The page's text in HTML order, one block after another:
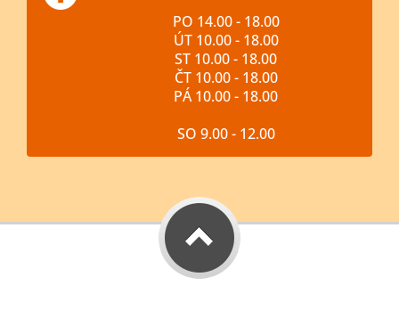
PO 14.00 - 18.00
ÚT 10.00 - 18.00
ST 10.00 - 18.00
ČT 10.00 - 18.00
PÁ 10.00 - 18.00
SO 9.00 - 12.00